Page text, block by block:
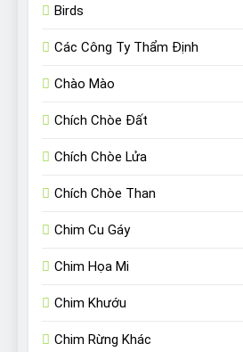
Birds
Các Công Ty Thẩm Định
Chào Mào
Chích Chòe Đất
Chích Chòe Lửa
Chích Chòe Than
Chim Cu Gáy
Chim Họa Mi
Chim Khướu
Chim Rừng Khác